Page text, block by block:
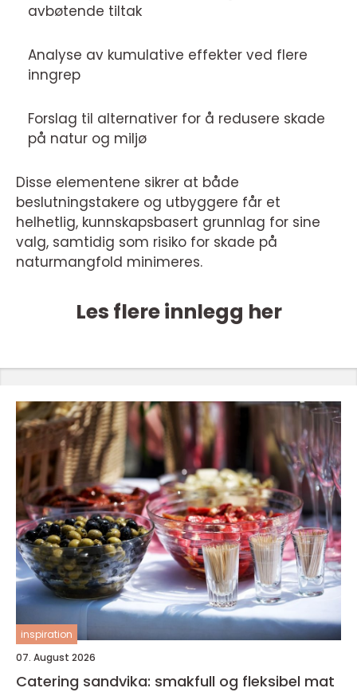
avbøtende tiltak
Analyse av kumulative effekter ved flere
inngrep
Forslag til alternativer for å redusere skade
på natur og miljø
Disse elementene sikrer at både
beslutningstakere og utbyggere får et
helhetlig, kunnskapsbasert grunnlag for sine
valg, samtidig som risiko for skade på
naturmangfold minimeres.
Les flere innlegg her
inspiration
07. August 2026
Catering sandvika: smakfull og fleksibel mat